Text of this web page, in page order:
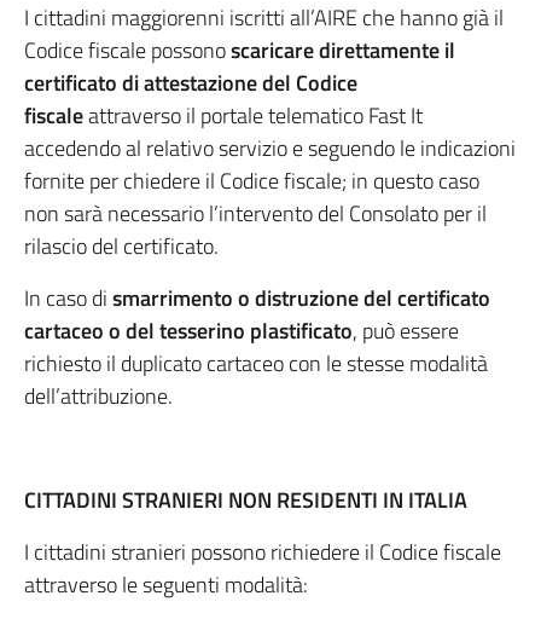
I cittadini maggiorenni iscritti all’AIRE che hanno già il
Codice fiscale possonoscaricare direttamente il
certificato di attestazione del Codice
fiscaleattraverso il portale telematico Fast It
accedendo al relativo servizio e seguendo le indicazioni
fornite per chiedere il Codice fiscale; in questo caso
non sarà necessario l’intervento del Consolato per il
rilascio del certificato.
In caso dismarrimento o distruzione del certificato
cartaceo o del tesserino plastificato, può essere
richiesto il duplicato cartaceo con le stesse modalità
dell’attribuzione.
CITTADINI STRANIERI NON RESIDENTI IN ITALIA
I cittadini stranieri possono richiedere il Codice fiscale
attraverso le seguenti modalità: